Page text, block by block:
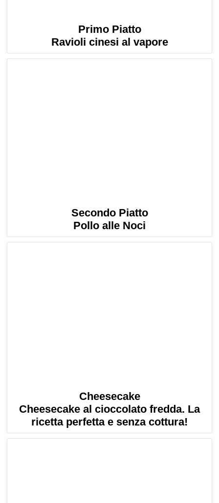
Primo Piatto
Ravioli cinesi al vapore
Secondo Piatto
Pollo alle Noci
Cheesecake
Cheesecake al cioccolato fredda. La
ricetta perfetta e senza cottura!